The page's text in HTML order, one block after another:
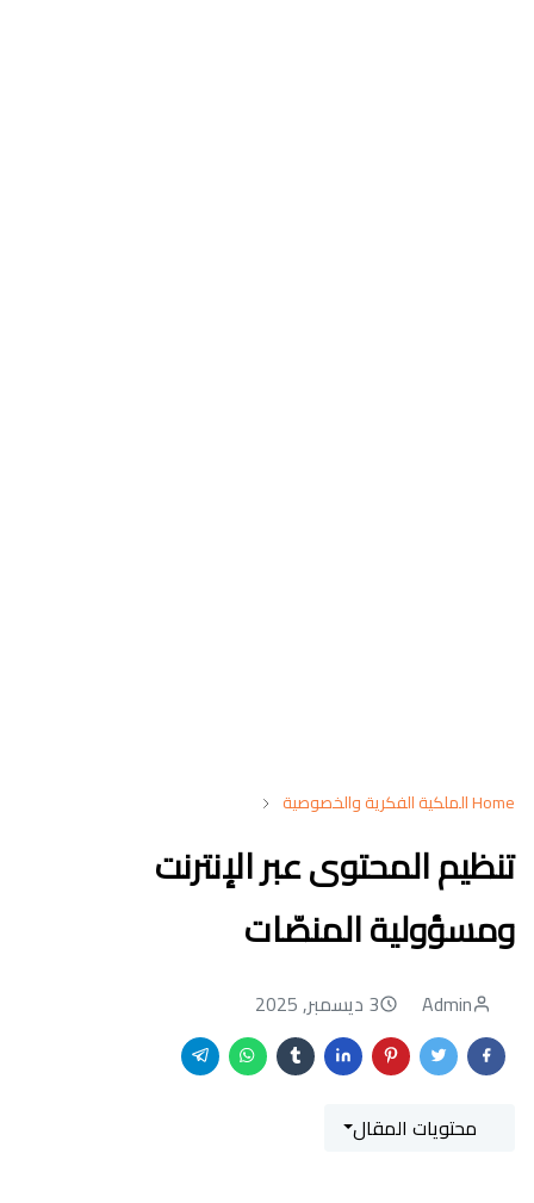
Homeالملكية الفكرية والخصوصية
تنظيم المحتوى عبر الإنترنت
ومسؤولية المنصّات
Admin 3 ديسمبر, 2025
محتويات المقال